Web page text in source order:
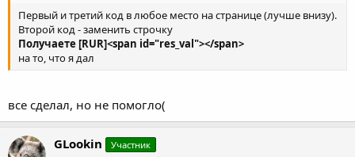
Первый и третий код в любое место на странице (лучше внизу).
Второй код - заменить строчку
Получаете [RUR]<span id="res_val"></span>
на то, что я дал
все сделал, но не помогло(
GLookin Участник